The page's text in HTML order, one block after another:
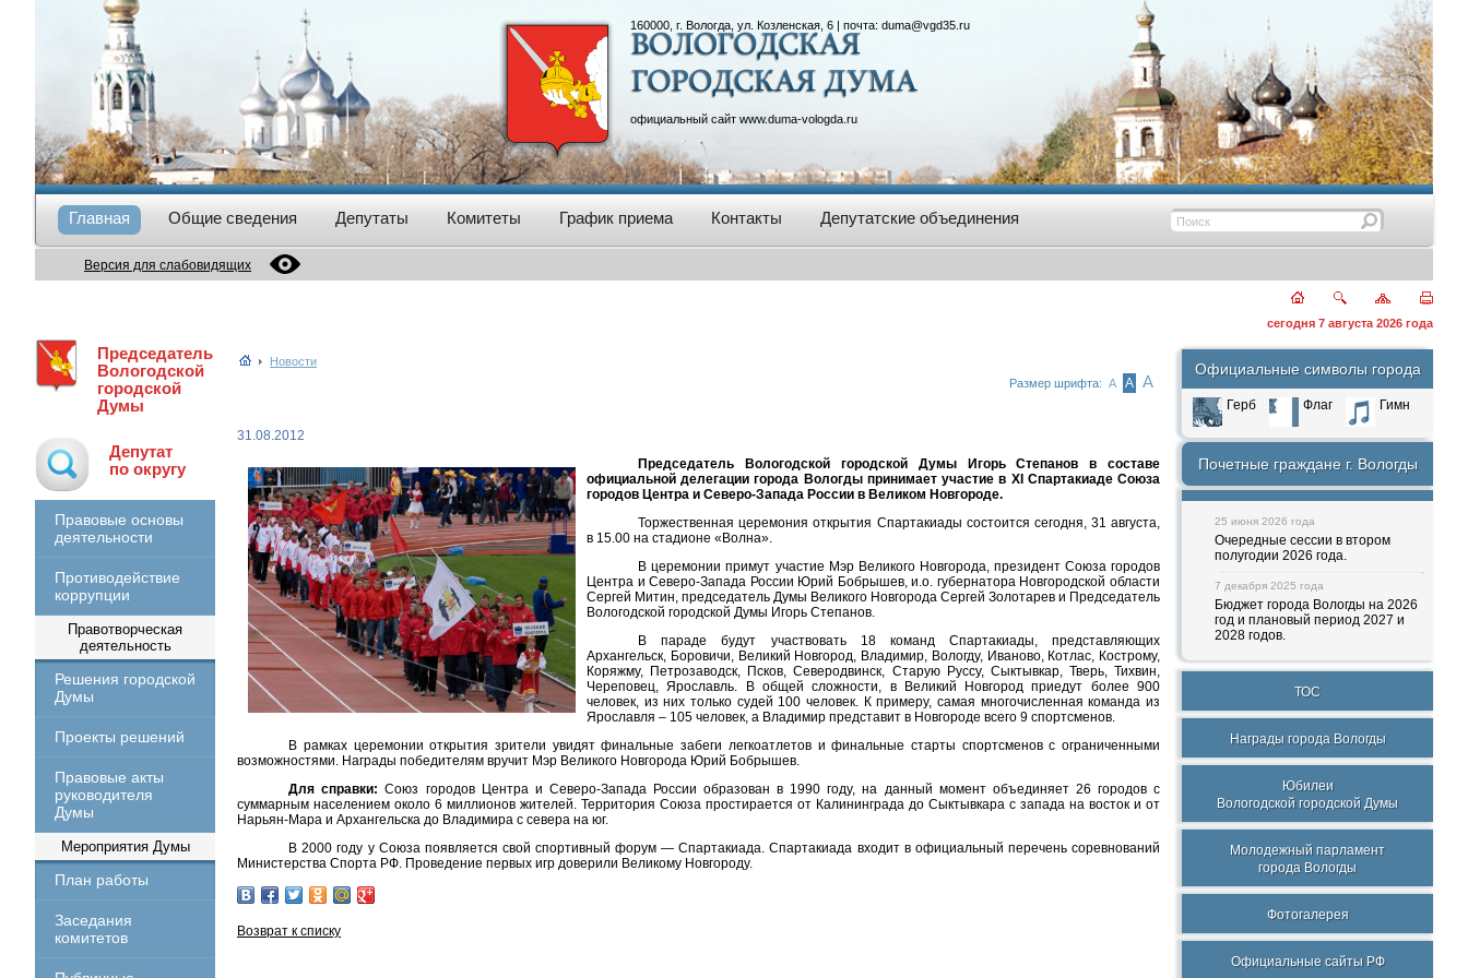
160000, г. Вологда, ул. Козленская, 6 | почта: duma@vgd35.ru
официальный сайт www.duma-vologda.ru
Главная Общие сведения Депутаты Комитеты График приема Контакты Депутатские объединения
Версия для слабовидящих
сегодня 7 августа 2026 года
Председатель
Вологодской
городской
Думы
Депутат
по округу
Правовые основы
деятельности
Противодействие
коррупции
Правотворческая
деятельность
Решения городской
Думы
Проекты решений
Правовые акты
руководителя
Думы
Мероприятия Думы
План работы
Заседания
комитетов
Новости
Размер шрифта: А А А
31.08.2012
Председатель Вологодской городской Думы Игорь Степанов в составе
официальной делегации города Вологды принимает участие в XI Спартакиаде Союза
городов Центра и Северо-Запада России в Великом Новгороде.
Торжественная церемония открытия Спартакиады состоится сегодня, 31 августа,
в 15.00 на стадионе «Волна».
В церемонии примут участие Мэр Великого Новгорода, президент Союза городов
Центра и Северо-Запада России Юрий Бобрышев, и.о. губернатора Новгородской области
Сергей Митин, председатель Думы Великого Новгорода Сергей Золотарев и Председатель
Вологодской городской Думы Игорь Степанов.
В параде будут участвовать 18 команд Спартакиады, представляющих
Архангельск, Боровичи, Великий Новгород, Владимир, Вологду, Иваново, Котлас, Кострому,
Коряжму, Петрозаводск, Псков, Северодвинск, Старую Руссу, Сыктывкар, Тверь, Тихвин,
Череповец, Ярославль. В общей сложности, в Великий Новгород приедут более 900
человек, из них только судей 100 человек. К примеру, самая многочисленная команда из
Ярославля – 105 человек, а Владимир представит в Новгороде всего 9 спортсменов.
В рамках церемонии открытия зрители увидят финальные забеги легкоатлетов и финальные старты спортсменов с ограниченными
возможностями. Награды победителям вручит Мэр Великого Новгорода Юрий Бобрышев.
Для справки: Союз городов Центра и Северо-Запада России образован в 1990 году, на данный момент объединяет 26 городов с
суммарным населением около 6 миллионов жителей. Территория Союза простирается от Калининграда до Сыктывкара с запада на восток и от
Нарьян-Мара и Архангельска до Владимира с севера на юг.
В 2000 году у Союза появляется свой спортивный форум — Спартакиада. Спартакиада входит в официальный перечень соревнований
Министерства Спорта РФ. Проведение первых игр доверили Великому Новгороду.
Возврат к списку
Официальные символы города
Герб Флаг Гимн
Почетные граждане г. Вологды
25 июня 2026 года
Очередные сессии в втором
полугодии 2026 года.
7 декабря 2025 года
Бюджет города Вологды на 2026
год и плановый период 2027 и
2028 годов.
ТОС
Награды города Вологды
Юбилеи
Вологодской городской Думы
Молодежный парламент
города Вологды
Фотогалерея
Официальные сайты РФ